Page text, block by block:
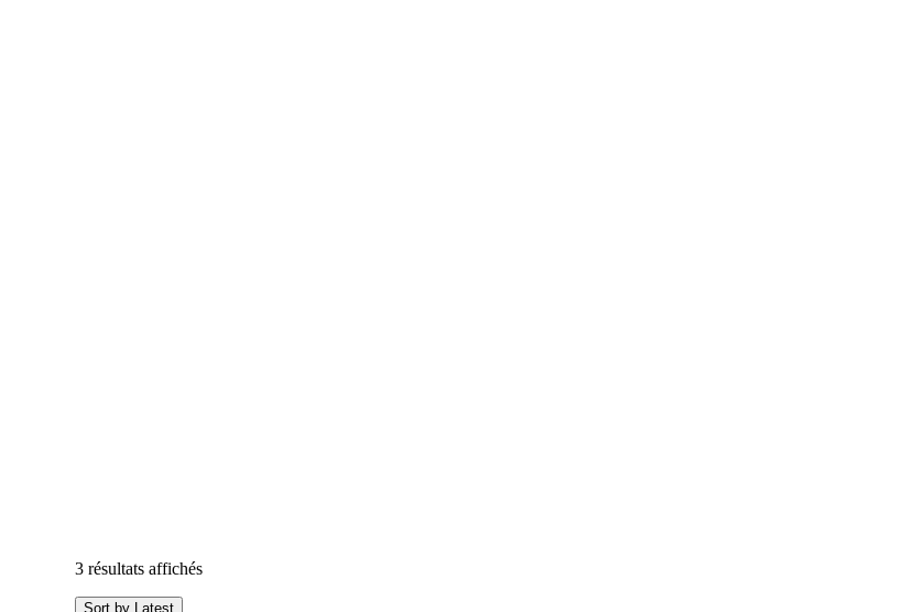
3 résultats affichés
Sort by Latest